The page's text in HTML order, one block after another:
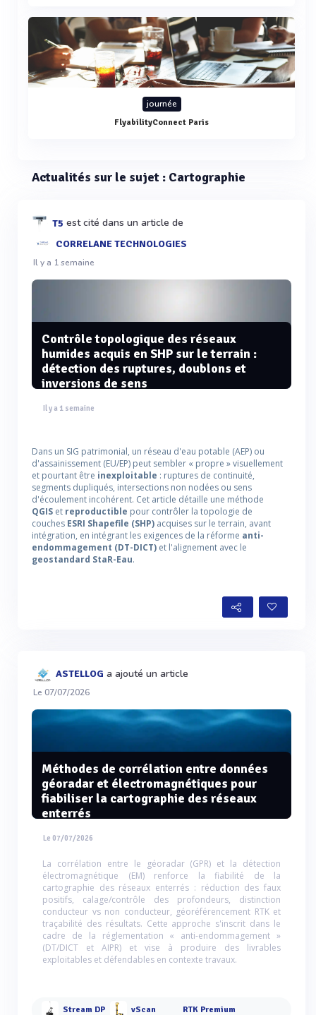
journée
FlyabilityConnect Paris
Actualités sur le sujet : Cartographie
T5 est cité dans un article de
CORRELANE TECHNOLOGIES
Il y a 1 semaine
Contrôle topologique des réseaux
humides acquis en SHP sur le terrain :
détection des ruptures, doublons et
inversions de sens
Il y a 1 semaine
Dans un SIG patrimonial, un réseau d'eau potable (AEP) ou
d'assainissement (EU/EP) peut sembler « propre » visuellement
et pourtant être inexploitable : ruptures de continuité,
segments dupliqués, intersections non nodées ou sens
d'écoulement incohérent. Cet article détaille une méthode
QGIS et reproductible pour contrôler la topologie de
couches ESRI Shapefile (SHP) acquises sur le terrain, avant
intégration, en intégrant les exigences de la réforme anti-
endommagement (DT-DICT) et l'alignement avec le
geostandard StaR-Eau.
ASTELLOG a ajouté un article
Le 07/07/2026
Méthodes de corrélation entre données
géoradar et électromagnétiques pour
fiabiliser la cartographie des réseaux
enterrés
Le 07/07/2026
La corrélation entre le géoradar (GPR) et la détection
électromagnétique (EM) renforce la fiabilité de la
cartographie des réseaux enterrés : réduction des faux
positifs, calage/contrôle des profondeurs, distinction
conducteur vs non conducteur, géoréférencement RTK et
traçabilité des résultats. Cette approche s'inscrit dans le
cadre de la réglementation « anti-endommagement »
(DT/DICT et AIPR) et vise à produire des livrables
exploitables et défendables en contexte travaux.
Stream DP vScan RTK Premium